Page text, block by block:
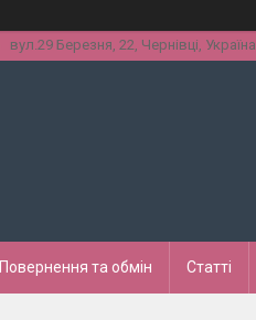
вул.29 Березня, 22, Чернівці, Україна
Повернення та обмін Статті